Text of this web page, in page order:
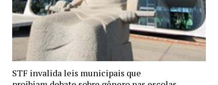
STF invalida leis municipais que